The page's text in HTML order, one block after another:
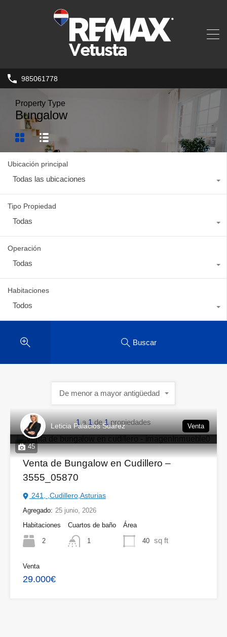
985061778
Property Type
Bungalow
Ubicación principal
Todas las ubicaciones
Tipo Propiedad
Todas
Operación
Todas
Habitaciones
Todos
Buscar
1 a1 de1 propiedades
De menor a mayor antigüedad
45
Leticia Palacios Suárez Venta
Venta de Bungalow en Cudillero –
3555_05870
241, ,Cudillero,Asturias
Agregado: 25 junio, 2026
Habitaciones
2
Cuartos de baño
1
Área
40 sq ft
Venta
29.000€